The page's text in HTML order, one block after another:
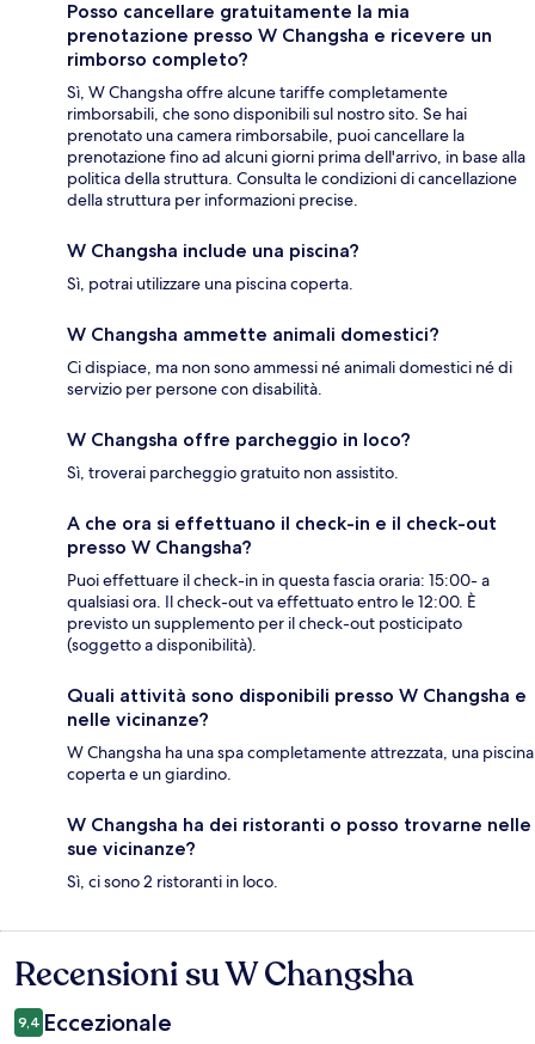
Posso cancellare gratuitamente la mia
prenotazione presso W Changsha e ricevere un
rimborso completo?
Sì, W Changsha offre alcune tariffe completamente
rimborsabili, che sono disponibili sul nostro sito. Se hai
prenotato una camera rimborsabile, puoi cancellare la
prenotazione fino ad alcuni giorni prima dell'arrivo, in base alla
politica della struttura. Consulta le condizioni di cancellazione
della struttura per informazioni precise.
W Changsha include una piscina?
Sì, potrai utilizzare una piscina coperta.
W Changsha ammette animali domestici?
Ci dispiace, ma non sono ammessi né animali domestici né di
servizio per persone con disabilità.
W Changsha offre parcheggio in loco?
Sì, troverai parcheggio gratuito non assistito.
A che ora si effettuano il check-in e il check-out
presso W Changsha?
Puoi effettuare il check-in in questa fascia oraria: 15:00- a
qualsiasi ora. Il check-out va effettuato entro le 12:00. È
previsto un supplemento per il check-out posticipato
(soggetto a disponibilità).
Quali attività sono disponibili presso W Changsha e
nelle vicinanze?
W Changsha ha una spa completamente attrezzata, una piscina
coperta e un giardino.
W Changsha ha dei ristoranti o posso trovarne nelle
sue vicinanze?
Sì, ci sono 2 ristoranti in loco.
Recensioni
Recensioni su W Changsha
9,4 Eccezionale